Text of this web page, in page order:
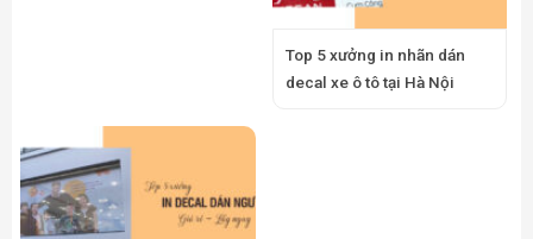
Top 5 xưởng in nhãn dán
decal xe ô tô tại Hà Nội